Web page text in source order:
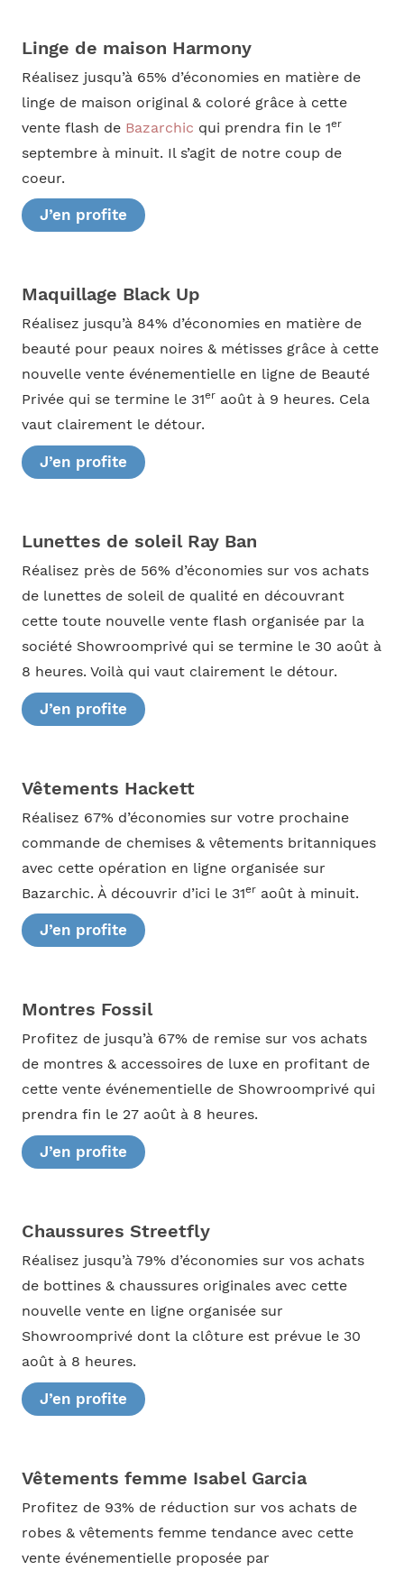
Linge de maison Harmony
Réalisez jusqu’à 65% d’économies en matière de
linge de maison original & coloré grâce à cette
vente flash de Bazarchic qui prendra fin le 1er
septembre à minuit. Il s’agit de notre coup de
coeur.
J’en profite
Maquillage Black Up
Réalisez jusqu’à 84% d’économies en matière de
beauté pour peaux noires & métisses grâce à cette
nouvelle vente événementielle en ligne de Beauté
Privée qui se termine le 31eraoût à 9 heures. Cela
vaut clairement le détour.
J’en profite
Lunettes de soleil Ray Ban
Réalisez près de 56% d’économies sur vos achats
de lunettes de soleil de qualité en découvrant
cette toute nouvelle vente flash organisée par la
société Showroomprivé qui se termine le 30 août à
8 heures. Voilà qui vaut clairement le détour.
J’en profite
Vêtements Hackett
Réalisez 67% d’économies sur votre prochaine
commande de chemises & vêtements britanniques
avec cette opération en ligne organisée sur
Bazarchic. À découvrir d’ici le 31eraoût à minuit.
J’en profite
Montres Fossil
Profitez de jusqu’à 67% de remise sur vos achats
de montres & accessoires de luxe en profitant de
cette vente événementielle de Showroomprivé qui
prendra fin le 27 août à 8 heures.
J’en profite
Chaussures Streetfly
Réalisez jusqu’à 79% d’économies sur vos achats
de bottines & chaussures originales avec cette
nouvelle vente en ligne organisée sur
Showroomprivé dont la clôture est prévue le 30
août à 8 heures.
J’en profite
Vêtements femme Isabel Garcia
Profitez de 93% de réduction sur vos achats de
robes & vêtements femme tendance avec cette
vente événementielle proposée par